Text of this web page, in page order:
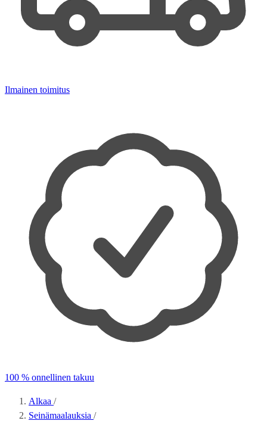
Ilmainen toimitus
100 % onnellinen takuu
Alkaa /
Seinämaalauksia /